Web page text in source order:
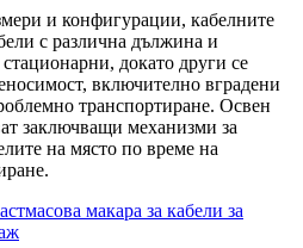
и конфигурации, кабелните
с различна дължина и
докато други се
включително вградени
транспортиране. Освен
заключващи механизми за
на място по време на